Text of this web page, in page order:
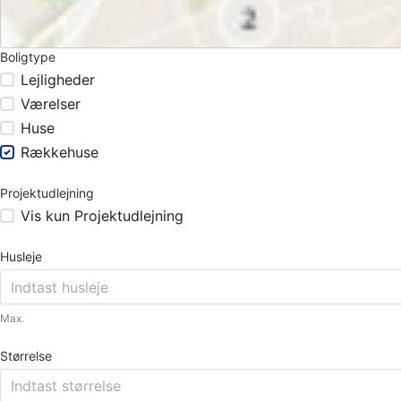
Boligtype
Lejligheder
Værelser
Huse
Rækkehuse
Projektudlejning
Vis kun Projektudlejning
Husleje
Max.
Størrelse